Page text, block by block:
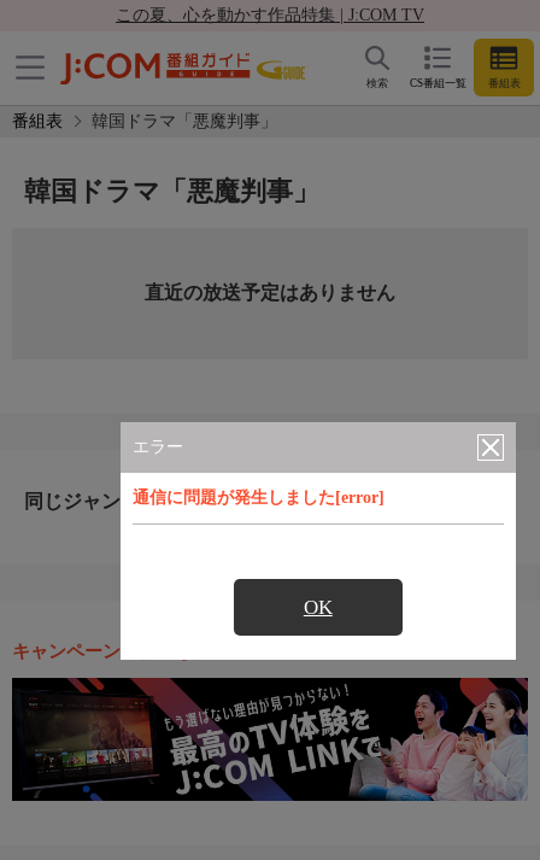
この夏、心を動かす作品特集 | J:COM TV
CS番組一覧 番組表
検索
番組表 韓国ドラマ「悪魔判事」
エラー
通信に問題が発生しました[error]
OK
韓国ドラマ「悪魔判事」
直近の放送予定はありません
同じジャンルのおすすめ番組
キャンペーン・お得な情報